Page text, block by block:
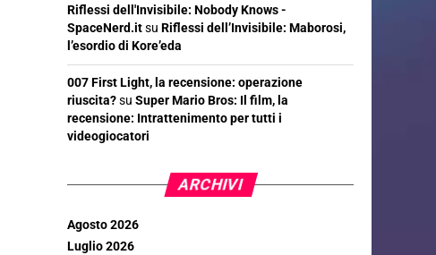
Riflessi dell'Invisibile: Nobody Knows -
SpaceNerd.itsu Riflessi dell’Invisibile: Maborosi,
l’esordio di Kore’eda
007 First Light, la recensione: operazione
riuscita?su Super Mario Bros: Il film, la
recensione: Intrattenimento per tutti i
videogiocatori
ARCHIVI
Agosto 2026
Luglio 2026